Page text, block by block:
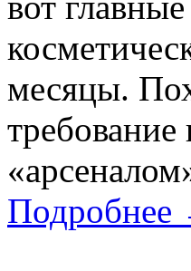
месяцы.
Подробнее